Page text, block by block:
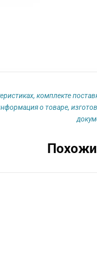
комплекте
о товаре,